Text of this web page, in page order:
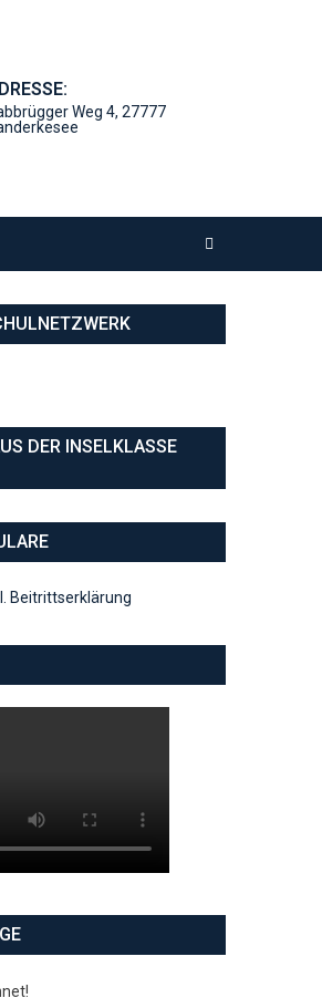
Weg 4, 27777
DER INSELKLASSE
Beitrittserklärung